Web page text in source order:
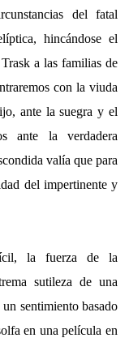
del fatal
hincándose el
a las familias de
con la viuda
ante la suegra y el
ante la verdadera
valía que para
del impertinente y
la fuerza de la
sutileza de una
sentimiento basado
en una película en